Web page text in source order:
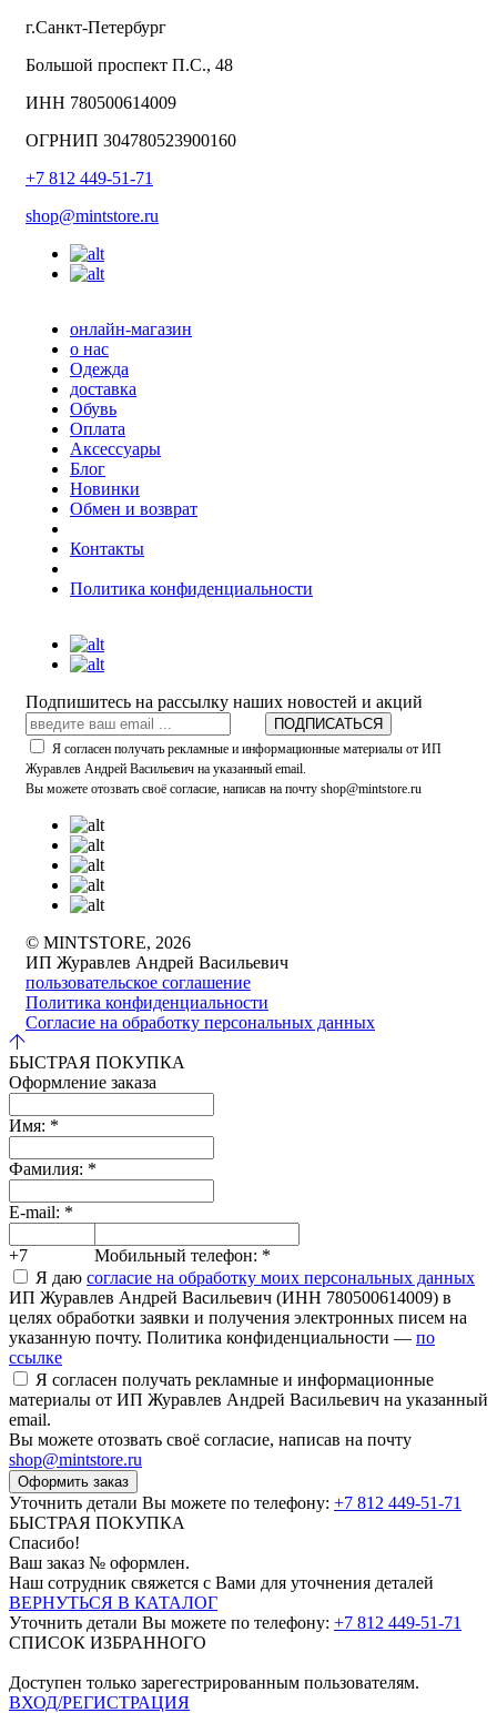
г.Санкт-Петербург
Большой проспект П.С., 48
ИНН 780500614009
ОГРНИП 304780523900160
+7 812 449-51-71
shop@mintstore.ru
онлайн-магазин
о нас
Одежда
доставка
Обувь
Оплата
Аксессуары
Блог
Новинки
Обмен и возврат
Контакты
Политика конфиденциальности
Подпишитесь на рассылку наших новостей и акций
ПОДПИСАТЬСЯ
Я согласен получать рекламные и информационные материалы от ИП
Журавлев Андрей Васильевич на указанный email.
Вы можете отозвать своё согласие, написав на почту shop@mintstore.ru
© MINTSTORE, 2026
ИП Журавлев Андрей Васильевич
пользовательское соглашение
Политика конфиденциальности
Согласие на обработку персональных данных
БЫСТРАЯ ПОКУПКА
Оформление заказа
Имя: *
Фамилия: *
E-mail: *
+7 Мобильный телефон: *
Я даю согласие на обработку моих персональных данных
ИП Журавлев Андрей Васильевич (ИНН 780500614009) в
целях обработки заявки и получения электронных писем на
указанную почту. Политика конфиденциальности — по
ссылке
Я согласен получать рекламные и информационные
материалы от ИП Журавлев Андрей Васильевич на указанный
email.
Вы можете отозвать своё согласие, написав на почту
shop@mintstore.ru
Оформить заказ
Уточнить детали Вы можете по телефону: +7 812 449-51-71
БЫСТРАЯ ПОКУПКА
Спасибо!
Ваш заказ № оформлен.
Наш сотрудник свяжется с Вами для уточнения деталей
ВЕРНУТЬСЯ В КАТАЛОГ
Уточнить детали Вы можете по телефону: +7 812 449-51-71
СПИСОК ИЗБРАННОГО
Доступен только зарегестрированным пользователям.
ВХОД/РЕГИСТРАЦИЯ